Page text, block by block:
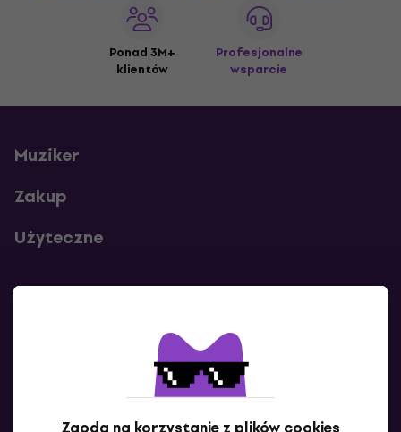
Ponad 3M+
klientów
Profesjonalne
wsparcie
Muziker
Zakup
Użyteczne
Skontaktuj się z nami